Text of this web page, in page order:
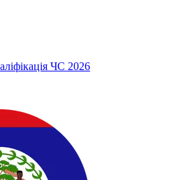
ЧС 2026